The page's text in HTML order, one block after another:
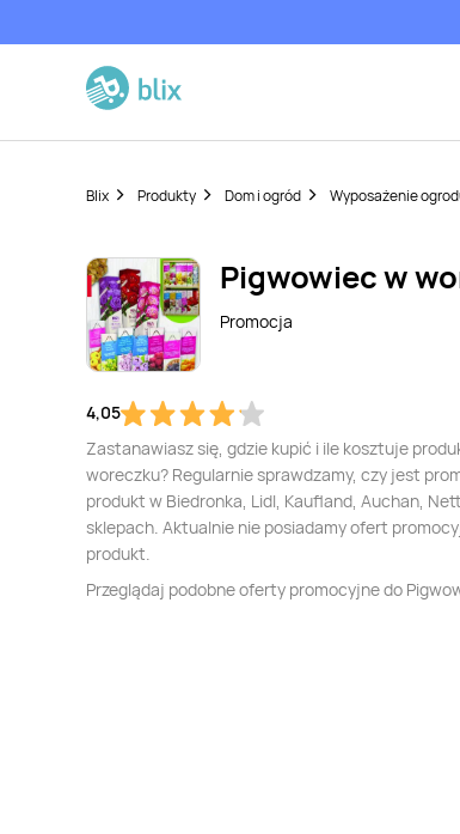
Blix Produkty Dom i ogród Wyposażenie
Pigwowiec w
Promocja
4,05
Zastanawiasz się, gdzie kupić i ile kosztuje
woreczku? Regularnie sprawdzamy, czy jest
produkt w Biedronka, Lidl, Kaufland, Auchan,
sklepach. Aktualnie nie posiadamy ofert
produkt.
Przeglądaj podobne oferty promocyjne do